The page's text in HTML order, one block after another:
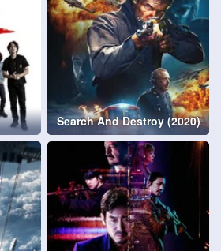
Search And Destroy (2020)